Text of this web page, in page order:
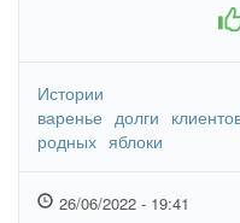
Истории
варенье долги
родных яблоки
26/06/2022 - 19:41